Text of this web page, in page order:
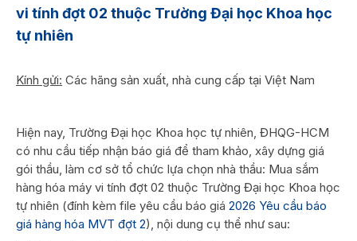
vi tính đợt 02 thuộc Trường Đại học Khoa học
tự nhiên
Kính gửi: Các hãng sản xuất, nhà cung cấp tại Việt Nam
Hiện nay, Trường Đại học Khoa học tự nhiên, ĐHQG-HCM
có nhu cầu tiếp nhận báo giá để tham khảo, xây dựng giá
gói thầu, làm cơ sở tổ chức lựa chọn nhà thầu: Mua sắm
hàng hóa máy vi tính đợt 02 thuộc Trường Đại học Khoa học
tự nhiên (đính kèm file yêu cầu báo giá 2026 Yêu cầu báo
giá hàng hóa MVT đợt 2), nội dung cụ thể như sau: